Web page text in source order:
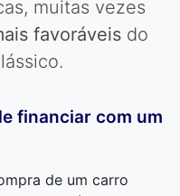
muitas vezes
favoráveis do
financiar com um
de um carro